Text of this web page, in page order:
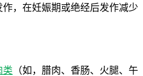
作，在妊娠期或绝经后发作减少
类 （如，腊肉、香肠、火腿、午